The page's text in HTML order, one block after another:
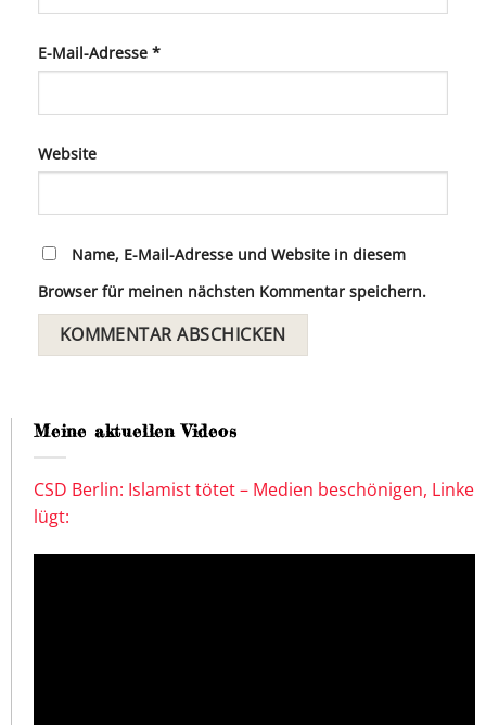
E-Mail-Adresse *
Website
Name, E-Mail-Adresse und Website in diesem
Browser für meinen nächsten Kommentar speichern.
Meine aktuellen Videos
CSD Berlin: Islamist tötet – Medien beschönigen, Linke
lügt: